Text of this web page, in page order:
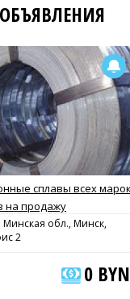
сплавы всех
на продажу
Минская обл., Минск,
2
0 BYN